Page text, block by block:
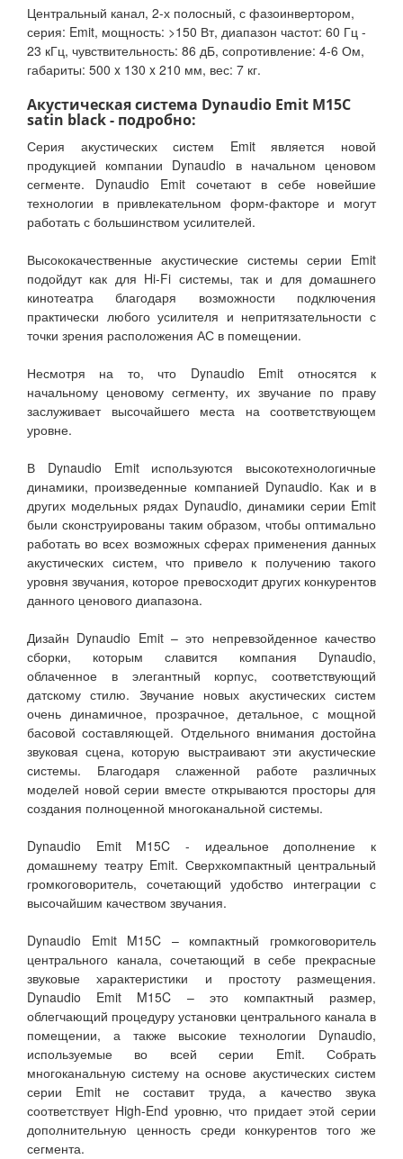
Центральный канал, 2-х полосный, с фазоинвертором,
серия: Emit, мощность: >150 Вт, диапазон частот: 60 Гц -
23 кГц, чувствительность: 86 дБ, сопротивление: 4-6 Ом,
габариты: 500 x 130 x 210 мм, вес: 7 кг.
Акустическая система Dynaudio Emit M15C
satin black - подробно:
Серия акустических систем Emit является новой
продукцией компании Dynaudio в начальном ценовом
сегменте. Dynaudio Emit сочетают в себе новейшие
технологии в привлекательном форм-факторе и могут
работать с большинством усилителей.
Высококачественные акустические системы серии Emit
подойдут как для Hi-Fi системы, так и для домашнего
кинотеатра благодаря возможности подключения
практически любого усилителя и непритязательности с
точки зрения расположения АС в помещении.
Несмотря на то, что Dynaudio Emit относятся к
начальному ценовому сегменту, их звучание по праву
заслуживает высочайшего места на соответствующем
уровне.
В Dynaudio Emit используются высокотехнологичные
динамики, произведенные компанией Dynaudio. Как и в
других модельных рядах Dynaudio, динамики серии Emit
были сконструированы таким образом, чтобы оптимально
работать во всех возможных сферах применения данных
акустических систем, что привело к получению такого
уровня звучания, которое превосходит других конкурентов
данного ценового диапазона.
Дизайн Dynaudio Emit – это непревзойденное качество
сборки, которым славится компания Dynaudio,
облаченное в элегантный корпус, соответствующий
датскому стилю. Звучание новых акустических систем
очень динамичное, прозрачное, детальное, с мощной
басовой составляющей. Отдельного внимания достойна
звуковая сцена, которую выстраивают эти акустические
системы. Благодаря слаженной работе различных
моделей новой серии вместе открываются просторы для
создания полноценной многоканальной системы.
Dynaudio Emit M15C - идеальное дополнение к
домашнему театру Emit. Сверхкомпактный центральный
громкоговоритель, сочетающий удобство интеграции с
высочайшим качеством звучания.
Dynaudio Emit M15C – компактный громкоговоритель
центрального канала, сочетающий в себе прекрасные
звуковые характеристики и простоту размещения.
Dynaudio Emit M15C – это компактный размер,
облегчающий процедуру установки центрального канала в
помещении, а также высокие технологии Dynaudio,
используемые во всей серии Emit. Собрать
многоканальную систему на основе акустических систем
серии Emit не составит труда, а качество звука
соответствует High-End уровню, что придает этой серии
дополнительную ценность среди конкурентов того же
сегмента.